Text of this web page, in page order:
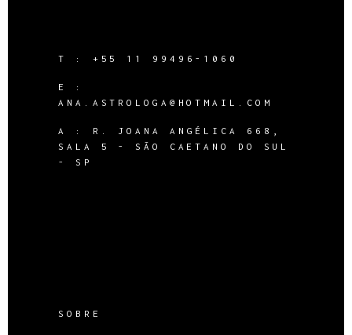
T : +55 11 99496-1060
E :
ANA.ASTROLOGA@HOTMAIL.COM
A :
R. JOANA ANGÉLICA 668,
SALA 5 - SÃO CAETANO DO SUL
- SP
SOBRE